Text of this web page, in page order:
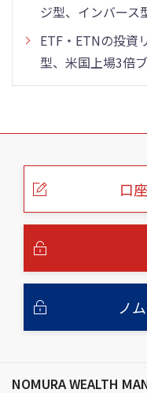
ジ型、インバース
ETF・ETNの投資
型、米国上場3倍
こ
口
ノ
NOMURA WEALTH